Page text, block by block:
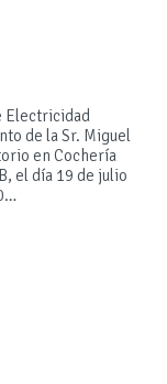
Electricidad
de la Sr. Miguel
en Cochería
el día 19 de julio